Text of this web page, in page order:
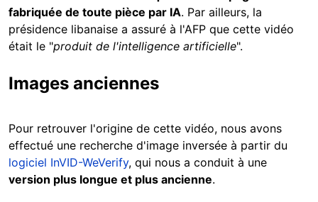
fabriquée de toute pièce par IA. Par ailleurs, la
présidence libanaise a assuré à l'AFP que cette vidéo
était le "produit de l'intelligence artificielle".
Images anciennes
Pour retrouver l'origine de cette vidéo, nous avons
effectué une recherche d'image inversée à partir du
logiciel InVID-WeVerify, qui nous a conduit à une
version plus longue et plus ancienne.